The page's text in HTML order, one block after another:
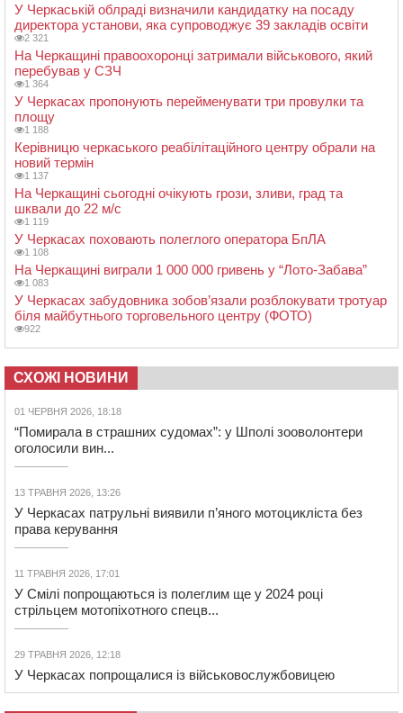
У Черкаській облраді визначили кандидатку на посаду
директора установи, яка супроводжує 39 закладів освіти
2 321
На Черкащині правоохоронці затримали військового, який
перебував у СЗЧ
1 364
У Черкасах пропонують перейменувати три провулки та
площу
1 188
Керівницю черкаського реабілітаційного центру обрали на
новий термін
1 137
На Черкащині сьогодні очікують грози, зливи, град та
шквали до 22 м/с
1 119
У Черкасах поховають полеглого оператора БпЛА
1 108
На Черкащині виграли 1 000 000 гривень у “Лото-Забава”
1 083
У Черкасах забудовника зобов’язали розблокувати тротуар
біля майбутнього торговельного центру (ФОТО)
922
СХОЖІ НОВИНИ
01 ЧЕРВНЯ 2026, 18:18
“Помирала в страшних судомах”: у Шполі зооволонтери
оголосили вин...
13 ТРАВНЯ 2026, 13:26
У Черкасах патрульні виявили п’яного мотоцикліста без
права керування
11 ТРАВНЯ 2026, 17:01
У Смілі попрощаються із полеглим ще у 2024 році
стрільцем мотопіхотного спецв...
29 ТРАВНЯ 2026, 12:18
У Черкасах попрощалися із військовослужбовицею